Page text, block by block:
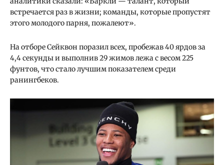
встречается раз в жизни; команды, которые пропустят
этого молодого парня, пожалеют».
На отборе Сейквон поразил всех, пробежав 40 ярдов за
4,4 секунды и выполнив 29 жимов лежа с весом 225
фунтов, что стало лучшим показателем среди
ранингбеков.